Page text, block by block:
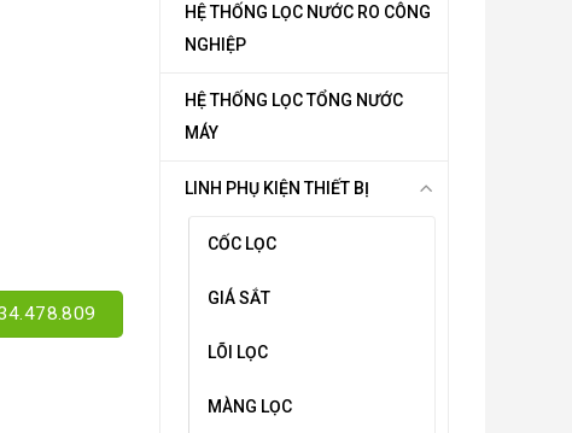
HỆ THỐNG LỌC NƯỚC RO CÔNG
NGHIỆP
HỆ THỐNG LỌC TỔNG NƯỚC
MÁY
LINH PHỤ KIỆN THIẾT BỊ
CỐC LỌC
GIÁ SẮT
LÕI LỌC
MÀNG LỌC